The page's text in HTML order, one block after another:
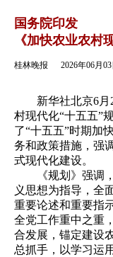
国务院印发
《加快农业农村
桂林晚报 2026年06月
新华社北京6月2
村现代化“十五五”
了“十五五”时期加
务和政策措施，强
式现代化建设。
《规划》强调，
义思想为指导，全
重要论述和重要指
全党工作重中之重
合发展，锚定建设
总抓手，以学习运